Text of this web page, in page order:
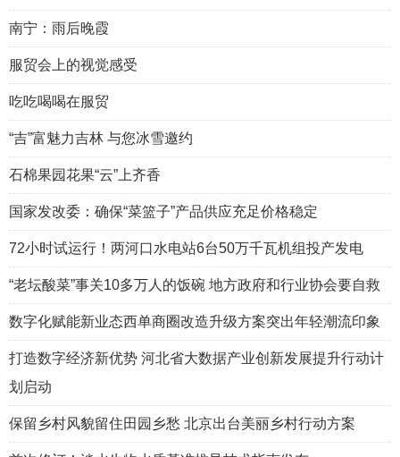
南宁：雨后晚霞
服贸会上的视觉感受
吃吃喝喝在服贸
“吉”富魅力吉林 与您冰雪邀约
石棉果园花果“云”上齐香
国家发改委：确保“菜篮子”产品供应充足价格稳定
72小时试运行！两河口水电站6台50万千瓦机组投产发电
“老坛酸菜”事关10多万人的饭碗 地方政府和行业协会要自救
数字化赋能新业态西单商圈改造升级方案突出年轻潮流印象
打造数字经济新优势 河北省大数据产业创新发展提升行动计
划启动
保留乡村风貌留住田园乡愁 北京出台美丽乡村行动方案